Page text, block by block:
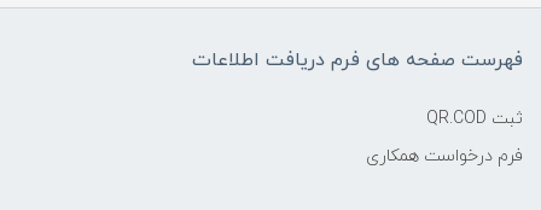
فهرست صفحه های فرم دریافت اطلاعات
ثبت QR.COD
فرم درخواست همکاری